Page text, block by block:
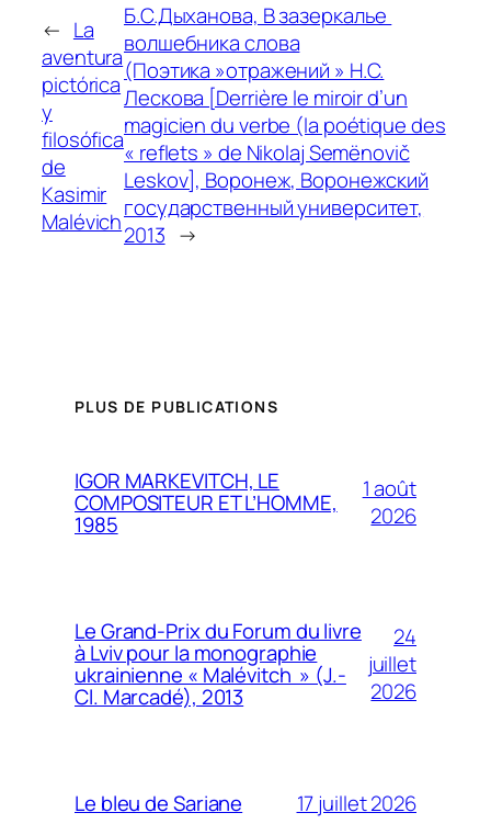
← La
aventura
pictórica
y
filosófica
de
Kasimir
Malévich
Б.С.Дыханова, В зазеркалье
волшебника слова
(Поэтика »отражений » Н.С.
Лескова [Derrière le miroir d’un
magicien du verbe (la poétique des
« reflets » de Nikolaj Semënovič
Leskov], Воронеж, Воронежский
государственный университет,
2013 →
PLUS DE PUBLICATIONS
IGOR MARKEVITCH, LE
COMPOSITEUR ET L’HOMME,
1985
1 août
2026
Le Grand-Prix du Forum du livre
à Lviv pour la monographie
ukrainienne « Malévitch » (J.-
Cl. Marcadé), 2013
24
juillet
2026
Le bleu de Sariane 17 juillet 2026